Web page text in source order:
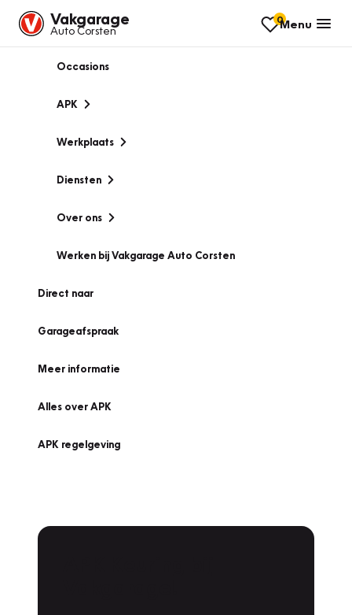
Vakgarage
Auto Corsten
0Menu
Occasions
APK
Werkplaats
Diensten
Over ons
Werken bij Vakgarage Auto Corsten
Direct naar
Garageafspraak
Meer informatie
Alles over APK
APK regelgeving